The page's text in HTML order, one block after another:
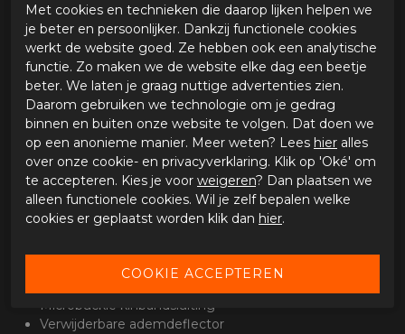
Gecertificeerd om met het kinstuk open te rijden
Binnenvoering
Uitneembare en wasbare binnenvoering
Kwikwick antibacterieel en sneldrogend materiaal
Kwikfit geschikt voor brildragers
Vizieren
Standaard helder Pinlock voorbereid vizier
Pinlock lens meegeleverd
Geïntegreerd UV400 zonnevizier
Voorzien van Everclean anti-condens coating
Kinbandsluiting en extra’s
Microbuckle kinbandsluiting
Verwijderbare ademdeflector
Met cookies en technieken die daarop lijken helpen we
je beter en persoonlijker. Dankzij functionele cookies
werkt de website goed. Ze hebben ook een analytische
functie. Zo maken we de website elke dag een beetje
beter. We laten je graag nuttige advertenties zien.
Daarom gebruiken we technologie om je gedrag
binnen en buiten onze website te volgen. Dat doen we
op een anonieme manier. Meer weten? Lees hier alles
over onze cookie- en privacyverklaring. Klik op 'Oké' om
te accepteren. Kies je voor weigeren? Dan plaatsen we
alleen functionele cookies. Wil je zelf bepalen welke
cookies er geplaatst worden klik dan hier.